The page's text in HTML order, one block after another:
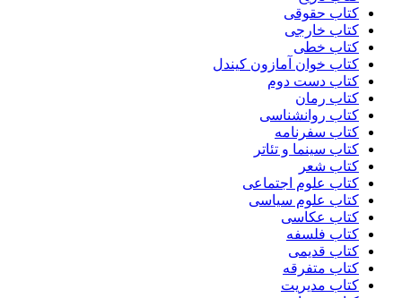
کتاب حقوقی
کتاب خارجی
کتاب خطی
کتاب خوان آمازون کیندل
کتاب دست دوم
کتاب رمان
کتاب روانشناسی
کتاب سفرنامه
کتاب سینما و تئاتر
کتاب شعر
کتاب علوم اجتماعی
کتاب علوم سیاسی
کتاب عکاسی
کتاب فلسفه
کتاب قدیمی
کتاب متفرقه
کتاب مدیریت